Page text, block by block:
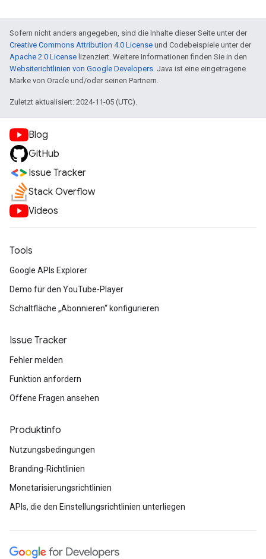
Sofern nicht anders angegeben, sind die Inhalte dieser Seite unter der
Creative Commons Attribution 4.0 License und Codebeispiele unter der
Apache 2.0 License lizenziert. Weitere Informationen finden Sie in den
Websiterichtlinien von Google Developers. Java ist eine eingetragene
Marke von Oracle und/oder seinen Partnern.
Zuletzt aktualisiert: 2024-11-05 (UTC).
Blog
GitHub
Issue Tracker
Stack Overflow
Videos
Tools
Google APIs Explorer
Demo für den YouTube-Player
Schaltfläche „Abonnieren“ konfigurieren
Issue Tracker
Fehler melden
Funktion anfordern
Offene Fragen ansehen
Produktinfo
Nutzungsbedingungen
Branding-Richtlinien
Monetarisierungsrichtlinien
APIs, die den Einstellungsrichtlinien unterliegen